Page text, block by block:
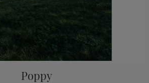
Poppy